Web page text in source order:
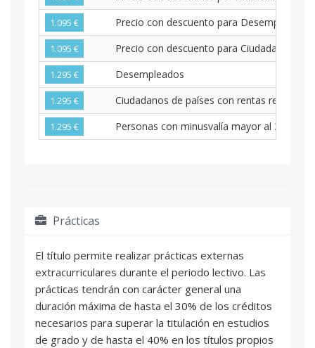
1.095 € Precio con descuento para Desempleados
1.095 € Precio con descuento para Ciudadanos
1.295 € Desempleados
1.295 € Ciudadanos de países con rentas reducidas
1.295 € Personas con minusvalía mayor al 33%
Prácticas
El título permite realizar prácticas externas
extracurriculares durante el periodo lectivo. Las
prácticas tendrán con carácter general una
duración máxima de hasta el 30% de los créditos
necesarios para superar la titulación en estudios
de grado y de hasta el 40% en los títulos propios